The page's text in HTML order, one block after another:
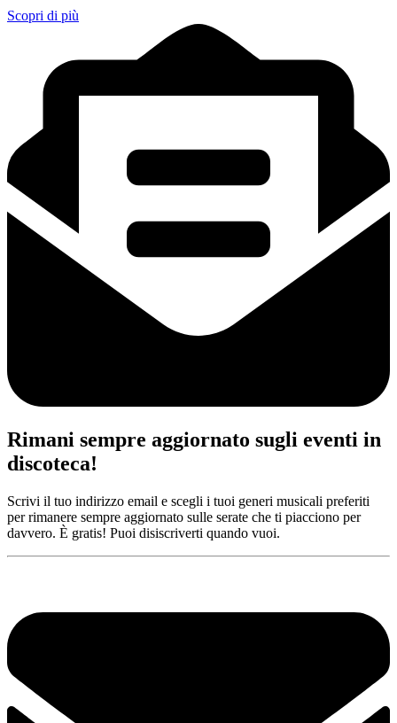
Scopri di più
Rimani sempre aggiornato sugli eventi in
discoteca!
Scrivi il tuo indirizzo email e scegli i tuoi generi musicali preferiti
per rimanere sempre aggiornato sulle serate che ti piacciono per
davvero. È gratis! Puoi disiscriverti quando vuoi.